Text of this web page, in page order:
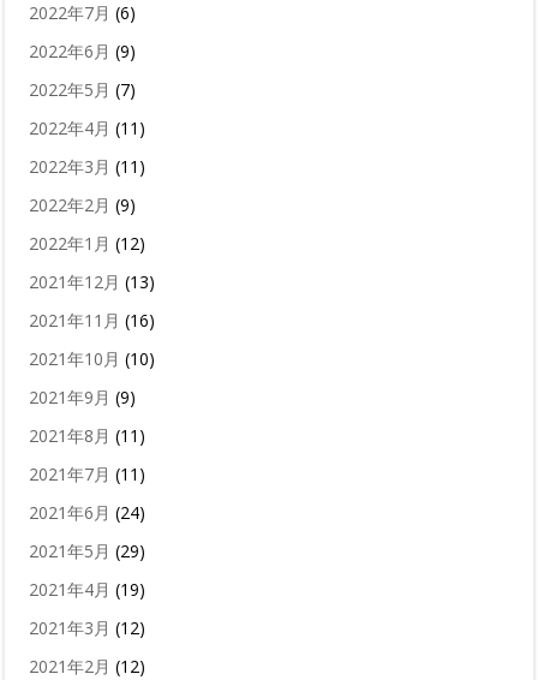
2022年7月 (6)
2022年6月 (9)
2022年5月 (7)
2022年4月 (11)
2022年3月 (11)
2022年2月 (9)
2022年1月 (12)
2021年12月 (13)
2021年11月 (16)
2021年10月 (10)
2021年9月 (9)
2021年8月 (11)
2021年7月 (11)
2021年6月 (24)
2021年5月 (29)
2021年4月 (19)
2021年3月 (12)
2021年2月 (12)